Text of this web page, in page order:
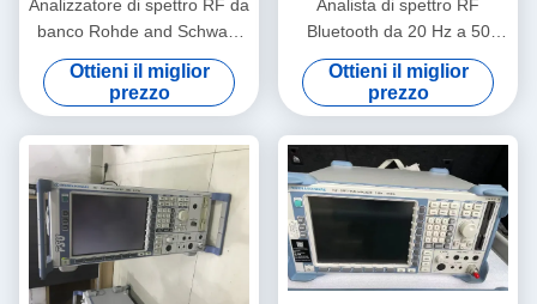
Analizzatore di spettro RF da
banco Rohde and Schwarz
FSW67 con intervallo da 2
Hz a 67 GHz e basso
rumore di fase
Ottieni il miglior
prezzo
Analista di spettro RF
Bluetooth da 20 Hz a 50
GHz Rohde And Schwarz
FSU50
Ottieni il miglior
prezzo